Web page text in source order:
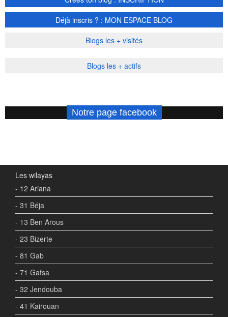
Déjà inscris ? : MON ESPACE BLOG
Blogs les + visités
Blogs les + actifs
Notre page facebook
Les wilayas
- 12 Ariana
- 31 Béja
- 13 Ben Arous
- 23 Bizerte
- 81 Gab
- 71 Gafsa
- 32 Jendouba
- 41 Kairouan